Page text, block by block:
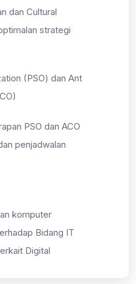
dan Cultural
strategi
(PSO) dan Ant
PSO dan ACO
penjadwalan
komputer
Bidang IT
Digital